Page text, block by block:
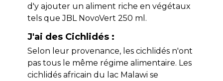
d'y ajouter un aliment riche en végétaux
tels que JBL NovoVert 250 ml.
J'ai des Cichlidés :
Selon leur provenance, les cichlidés n'ont
pas tous le même régime alimentaire. Les
cichlidés africain du lac Malawi se